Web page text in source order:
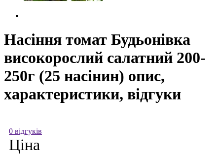
Насіння томат Будьонівка
високорослий салатний 200-
250г (25 насінин) опис,
характеристики, відгуки
0 відгуків
Ціна